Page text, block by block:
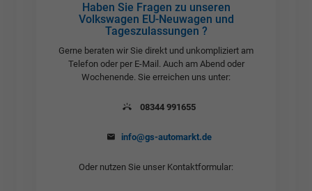
Haben Sie Fragen zu unseren
Volkswagen EU-Neuwagen und
Tageszulassungen ?
Gerne beraten wir Sie direkt und unkompliziert am
Telefon oder per E-Mail. Auch am Abend oder
Wochenende. Sie erreichen uns unter:
08344 991655
info@gs-automarkt.de
Oder nutzen Sie unser Kontaktformular: